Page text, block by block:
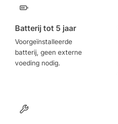
Batterij tot 5 jaar
Voorgeïnstalleerde
batterij, geen externe
voeding nodig.